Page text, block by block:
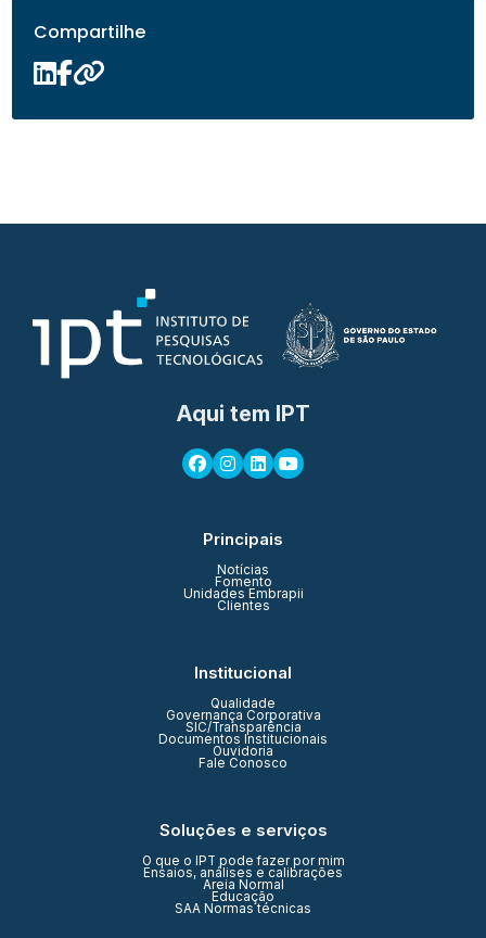
Compartilhe
Aqui tem IPT
Principais
Notícias
Fomento
Unidades Embrapii
Clientes
Institucional
Qualidade
Governança Corporativa
SIC/Transparência
Documentos Institucionais
Ouvidoria
Fale Conosco
Soluções e serviços
O que o IPT pode fazer por mim
Ensaios, análises e calibrações
Areia Normal
Educação
SAA Normas técnicas